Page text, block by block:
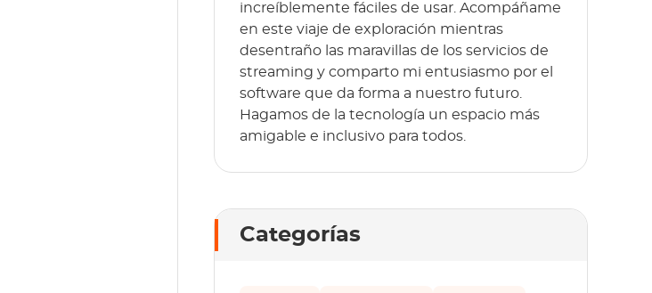
increíblemente fáciles de usar. Acompáñame
en este viaje de exploración mientras
desentraño las maravillas de los servicios de
streaming y comparto mi entusiasmo por el
software que da forma a nuestro futuro.
Hagamos de la tecnología un espacio más
amigable e inclusivo para todos.
Categorías